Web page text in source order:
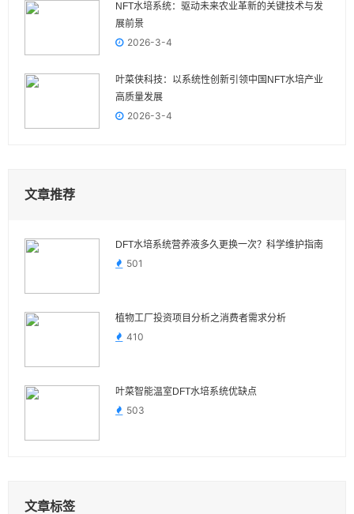
NFT水培系统：驱动未来农业革新的关键技术与发
展前景
2026-3-4
叶菜侠科技：以系统性创新引领中国NFT水培产业
高质量发展
2026-3-4
文章推荐
DFT水培系统营养液多久更换一次？科学维护指南
501
植物工厂投资项目分析之消费者需求分析
410
叶菜智能温室DFT水培系统优缺点
503
文章标签